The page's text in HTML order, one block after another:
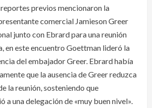
previos mencionaron la
comercial Jamieson Greer
junto con Ebrard para una reunión
en este encuentro Goettman lideró la
del embajador Greer. Ebrard había
que la ausencia de Greer reduzca
la reunión, sosteniendo que
a una delegación de «muy buen nivel».